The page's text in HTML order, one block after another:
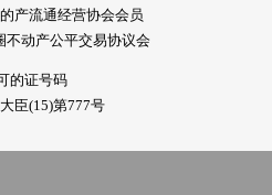
产流通经营协会会员
不动产公平交易协议会
的证号码
臣(15)第777号